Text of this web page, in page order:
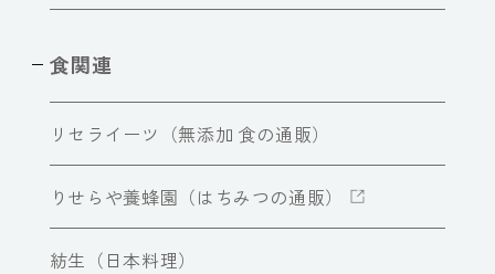
食関連
リセライーツ（無添加 食の通販）
りせらや養蜂園（はちみつの通販）
紡生（日本料理）